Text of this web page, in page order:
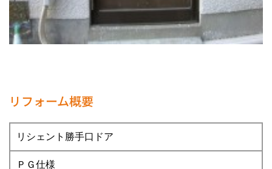
リフォーム概要
リシェント勝手口ドア
ＰＧ仕様